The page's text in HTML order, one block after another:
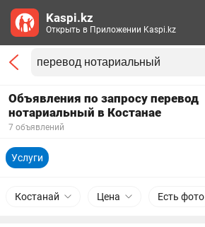
Объявления по запросу перевод
нотариальный в Костанае
7 объявлений
Услуги
Костанай Цена Есть фото
Kaspi.kz
Открыть в Приложении Kaspi.kz